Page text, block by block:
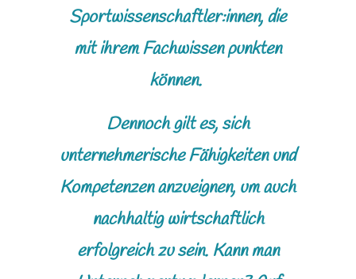
Sportwissenschaftler:innen, die
mit ihrem Fachwissen punkten
können.
Dennoch gilt es, sich
unternehmerische Fähigkeiten und
Kompetenzen anzueignen, um auch
nachhaltig wirtschaftlich
erfolgreich zu sein. Kann man